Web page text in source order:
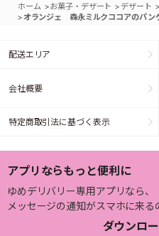
ホーム >お菓子・デザート > デザート
>オランジェ 森永ミルクココアのパン
配送エリア
会社概要
特定商取引法に基づく表示
アプリならもっと便利に
ゆめデリバリー専用アプリなら、
メッセージの通知がスマホに来る
ダウンロ